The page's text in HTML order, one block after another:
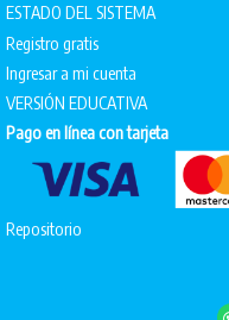
ESTADO DEL SISTEMA
Registro gratis
Ingresar a mi cuenta
VERSIÓN EDUCATIVA
Pago en línea con tarjeta
Repositorio